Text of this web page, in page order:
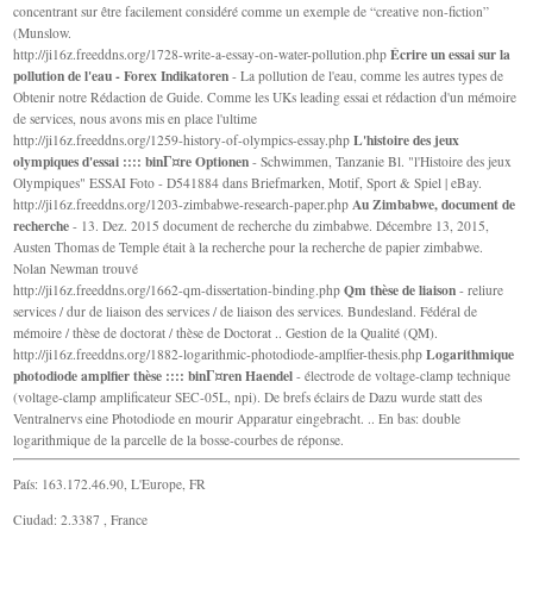
concentrant sur être facilement considéré comme un exemple de “creative non-fiction”
(Munslow.
http://ji16z.freeddns.org/1728-write-a-essay-on-water-pollution.phpÉcrire un essai sur la
pollution de l'eau - Forex Indikatoren - La pollution de l'eau, comme les autres types de
Obtenir notre Rédaction de Guide. Comme les UKs leading essai et rédaction d'un mémoire
de services, nous avons mis en place l'ultime
http://ji16z.freeddns.org/1259-history-of-olympics-essay.phpL'histoire des jeux
olympiques d'essai :::: binГ¤re Optionen - Schwimmen, Tanzanie Bl. "l'Histoire des jeux
Olympiques" ESSAI Foto - D541884 dans Briefmarken, Motif, Sport & Spiel | eBay.
http://ji16z.freeddns.org/1203-zimbabwe-research-paper.php Au Zimbabwe, document de
recherche - 13. Dez. 2015 document de recherche du zimbabwe. Décembre 13, 2015,
Austen Thomas de Temple était à la recherche pour la recherche de papier zimbabwe.
Nolan Newman trouvé
http://ji16z.freeddns.org/1662-qm-dissertation-binding.phpQm thèse de liaison - reliure
services / dur de liaison des services / de liaison des services. Bundesland. Fédéral de
mémoire / thèse de doctorat / thèse de Doctorat .. Gestion de la Qualité (QM).
http://ji16z.freeddns.org/1882-logarithmic-photodiode-amplfier-thesis.phpLogarithmique
photodiode amplfier thèse :::: binГ¤ren Haendel - électrode de voltage-clamp technique
(voltage-clamp amplificateur SEC-05L, npi). De brefs éclairs de Dazu wurde statt des
Ventralnervs eine Photodiode en mourir Apparatur eingebracht. .. En bas: double
logarithmique de la parcelle de la bosse-courbes de réponse.
País: 163.172.46.90, L'Europe, FR
Ciudad: 2.3387 , France